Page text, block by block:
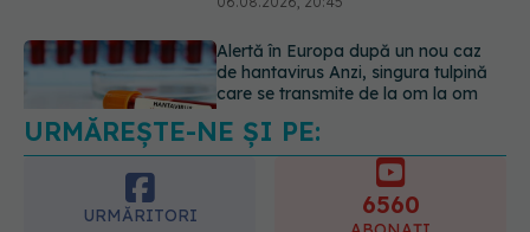
06.08.2026, 20:06
consumăm lactate integrale?
07.08.2026, 09:12
URMĂREȘTE-NE ȘI PE:
URMĂRITORI 6560
ABONAȚI